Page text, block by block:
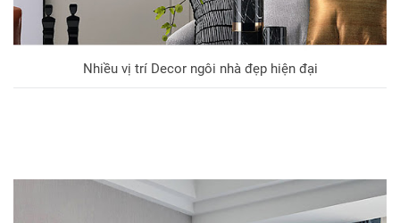
Nhiều vị trí Decor ngôi nhà đẹp hiện đại